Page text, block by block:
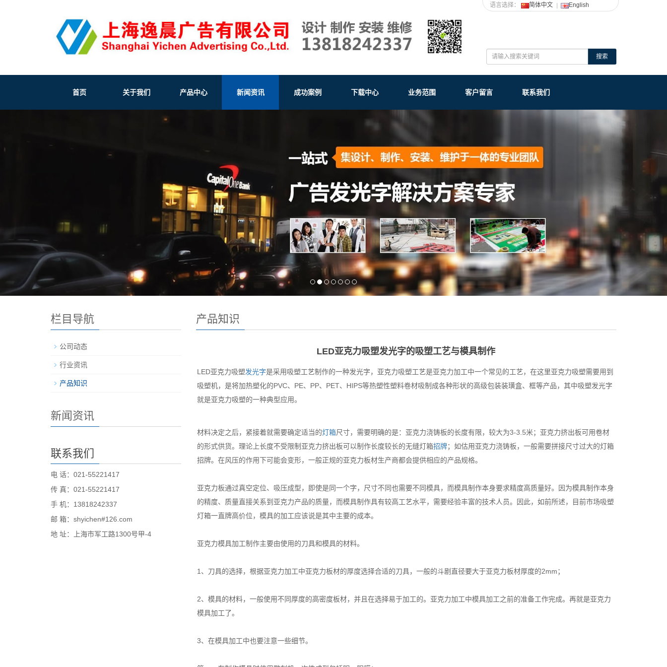
语言选择： 简体中文 English
搜索
首页 关于我们 产品中心 新闻资讯 成功案例 下载中心 业务范围 客户留言 联系我们
产品知识
LED亚克力吸塑发光字的吸塑工艺与模具制作
LED亚克力吸塑发光字是采用吸塑工艺制作的一种发光字，亚克力吸塑工艺是亚克力加工中一个常见的工艺，在这里亚克力吸塑需要用到
吸塑机，是将加热塑化的PVC、PE、PP、PET、HIPS等热塑性塑料卷材吸制成各种形状的高级包装装璜盒、框等产品，其中吸塑发光字
就是亚克力吸塑的一种典型应用。
材料决定之后，紧接着就需要确定适当的灯箱尺寸，需要明确的是：亚克力浇铸板的长度有限，较大为3-3.5米；亚克力挤出板可用卷材
的形式供货。理论上长度不受限制亚克力挤出板可以制作长度较长的无缝灯箱招牌；如估用亚克力浇铸板，一般需要拼接尺寸过大的灯箱
招牌。在风压的作用下可能会变形，一般正规的亚克力板材生产商都会提供相应的产品规格。
亚克力板通过真空定位、吸压成型，即使是同一个字，尺寸不同也需要不同模具，而模具制作本身要求精度高质量好。因为模具制作本身
的精度、质量直接关系到亚克力产品的质量，而模具制作具有较高工艺水平，需要经验丰富的技术人员。因此，如前所述，目前市场吸塑
灯箱一直牌高价位，模具的加工应该说是其中主要的成本。
亚克力模具加工制作主要由使用的刀具和模具的材料。
1、刀具的选择，根据亚克力加工中亚克力板材的厚度选择合适的刀具，一般的斗剧直径要大于亚克力板材厚度的2mm；
2、模具的材料，一般使用不同厚度的高密度板材，并且在选择易于加工的。亚克力加工中模具加工之前的准备工作完成。再就是亚克力
模具加工了。
3、在模具加工中也要注意一些细节。
栏目导航
公司动态
行业资讯
产品知识
新闻资讯
联系我们
电 话：021-55221417
传 真：021-55221417
手 机：13818242337
邮 箱：shyichen#126.com
地 址：上海市军工路1300号甲-4